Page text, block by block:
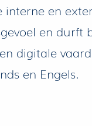
en
en durft
digitale
en Engels.